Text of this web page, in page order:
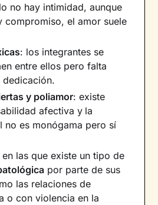
no hay intimidad, aunque
compromiso, el amor suele
: los integrantes se
entre ellos pero falta
y poliamor: existe
afectiva y la
no es monógama pero sí
las que existe un tipo de
por parte de sus
las relaciones de
o con violencia en la